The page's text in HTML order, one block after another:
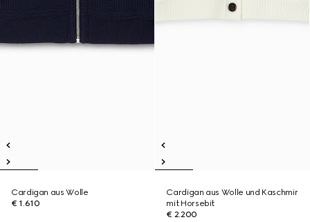
Cardigan aus Wolle
€ 1.610
Cardigan aus Wolle und Kaschmir
mit Horsebit
€ 2.200